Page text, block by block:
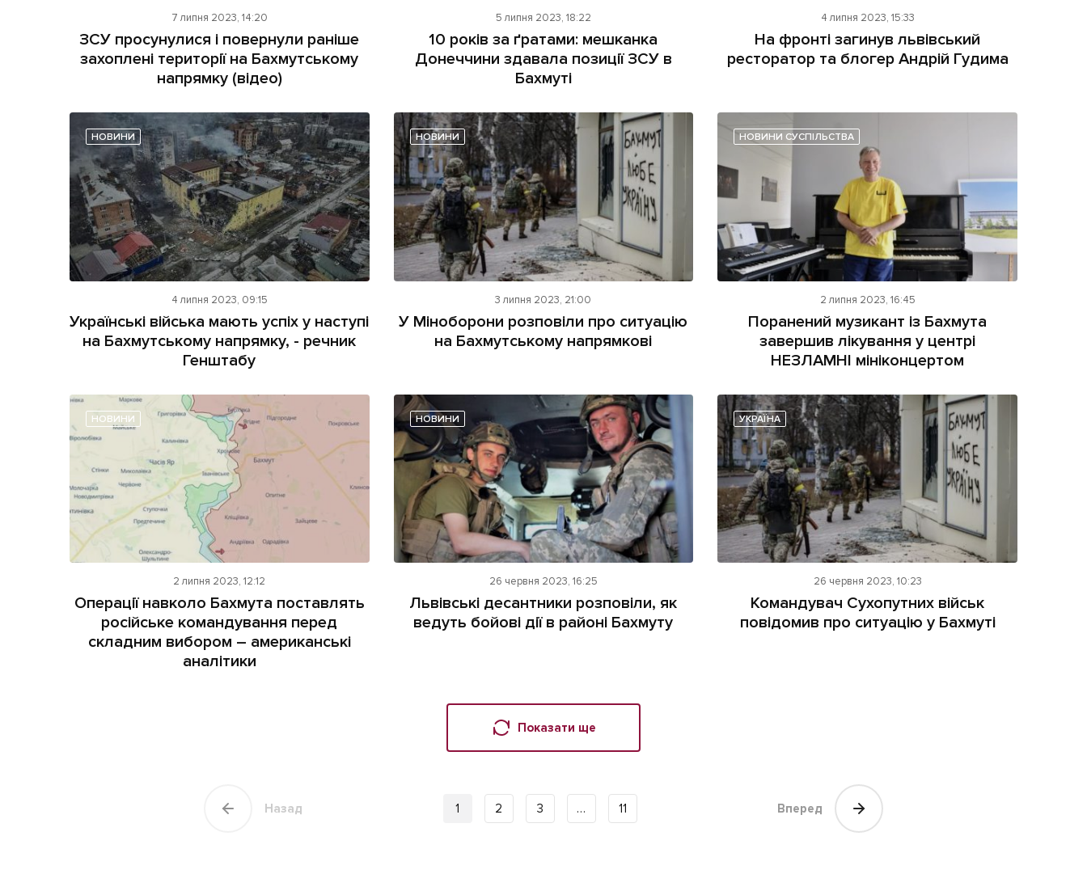
7 липня 2023, 14:20
ЗСУ просунулися і повернули раніше
захоплені території на Бахмутському
напрямку (відео)
5 липня 2023, 18:22
10 років за ґратами: мешканка
Донеччини здавала позиції ЗСУ в
Бахмуті
4 липня 2023, 15:33
На фронті загинув львівський
ресторатор та блогер Андрій Гудима
НОВИНИ
4 липня 2023, 09:15
Українські війська мають успіх у наступі
на Бахмутському напрямку, - речник
Генштабу
НОВИНИ
3 липня 2023, 21:00
У Міноборони розповіли про ситуацію
на Бахмутському напрямкові
НОВИНИ СУСПІЛЬСТВА
2 липня 2023, 16:45
Поранений музикант із Бахмута
завершив лікування у центрі
НЕЗЛАМНІ мініконцертом
НОВИНИ
2 липня 2023, 12:12
Операції навколо Бахмута поставлять
російське командування перед
складним вибором – американські
аналітики
НОВИНИ
26 червня 2023, 16:25
Львівські десантники розповіли, як
ведуть бойові дії в районі Бахмуту
УКРАЇНА
26 червня 2023, 10:23
Командувач Сухопутних військ
повідомив про ситуацію у Бахмуті
Показати ще
Назад 1 2 3 … 11 Вперед